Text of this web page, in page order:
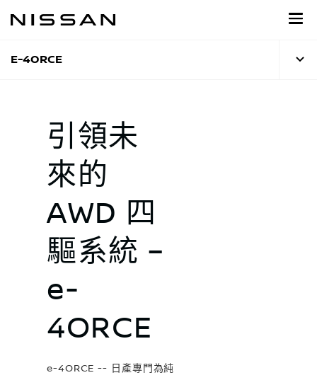
E-4ORCE
引領未
來的
AWD 四
驅系統 –
e-
4ORCE
e-4ORCE -- 日產專門為純